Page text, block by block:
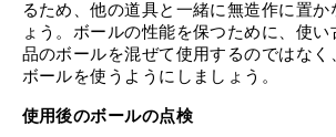
るため、他の道具と一緒に無造作に置か
ょう。ボールの性能を保つために、使
品のボールを混ぜて使用するのではなく
ボールを使うようにしましょう。
使用後のボールの点検